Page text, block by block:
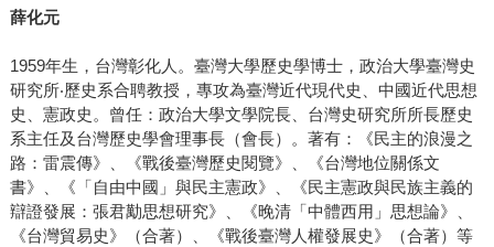
薛化元
1959年生，台灣彰化人。臺灣大學歷史學博士，政治大學臺灣史
研究所‧歷史系合聘教授，專攻為臺灣近代現代史、中國近代思想
史、憲政史。曾任：政治大學文學院長、台灣史研究所所長歷史
系主任及台灣歷史學會理事長（會長）。著有：《民主的浪漫之
路：雷震傳》、《戰後臺灣歷史閱覽》、《台灣地位關係文
書》、《「自由中國」與民主憲政》、《民主憲政與民族主義的
辯證發展：張君勱思想研究》、《晚清「中體西用」思想論》、
《台灣貿易史》（合著）、《戰後臺灣人權發展史》（合著）等